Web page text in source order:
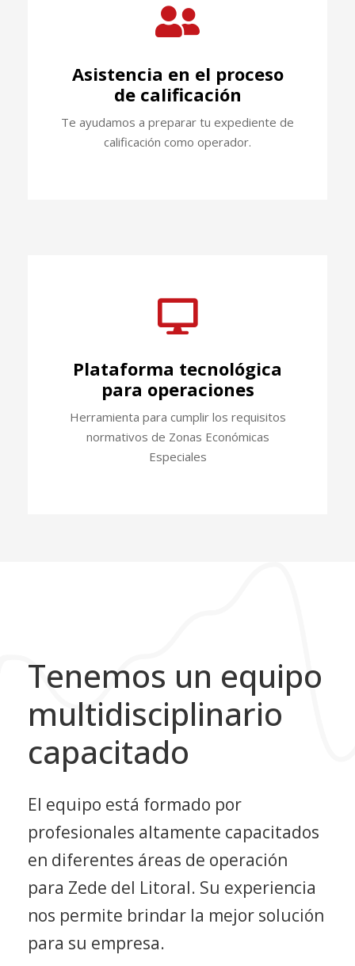
Asistencia en el proceso
de calificación
Te ayudamos a preparar tu expediente de
calificación como operador.
Plataforma tecnológica
para operaciones
Herramienta para cumplir los requisitos
normativos de Zonas Económicas
Especiales
Tenemos un equipo
multidisciplinario
capacitado
El equipo está formado por
profesionales altamente capacitados
en diferentes áreas de operación
para Zede del Litoral. Su experiencia
nos permite brindar la mejor solución
para su empresa.